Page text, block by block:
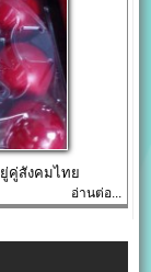
คู่สังคมไทย
อ่านต่อ...